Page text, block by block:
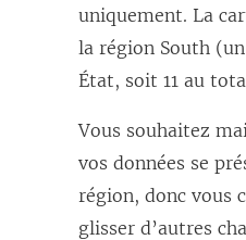
uniquement. La
la région South
État, soit 11 au
Vous souhaitez
vos données se
région, donc vous
glisser d’autres